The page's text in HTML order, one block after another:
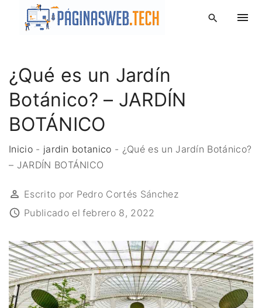
¿Qué es un Jardín
Botánico? – JARDÍN
BOTÁNICO
Inicio- jardin botanico - ¿Qué es un Jardín Botánico?
– JARDÍN BOTÁNICO
Escrito por Pedro Cortés Sánchez
Publicado el febrero 8, 2022